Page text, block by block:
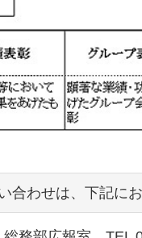
合わせは、下記に